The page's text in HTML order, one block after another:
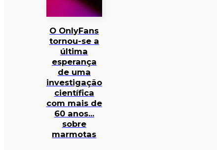
O OnlyFans
tornou-se a
última
esperança
de uma
investigação
científica
com mais de
60 anos…
sobre
marmotas